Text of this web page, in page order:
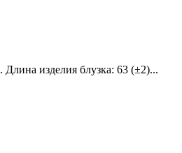
Длина изделия блузка: 63 (±2)...